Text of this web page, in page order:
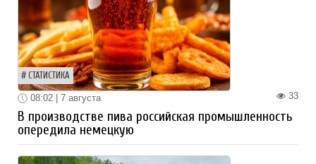
СТАТИСТИКА
33
08:02 | 7 августа
В производстве пива российская промышленность
опередила немецкую